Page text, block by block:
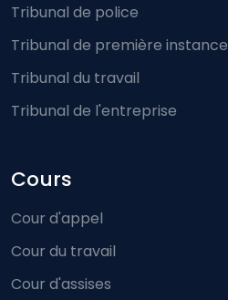
Tribunal de police
Tribunal de première instance
Tribunal du travail
Tribunal de l'entreprise
Cours
Cour d'appel
Cour du travail
Cour d'assises